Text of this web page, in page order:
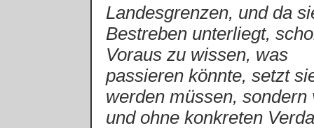
Landesgrenzen, und da
Bestreben unterliegt,
Voraus zu wissen, was
passieren könnte, setzt
werden müssen,
und ohne konkreten